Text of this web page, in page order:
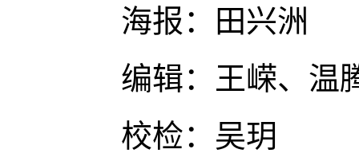
海报：田兴洲
编辑：王嵘、温
校检：吴玥